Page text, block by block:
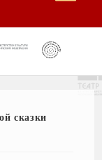
сказки